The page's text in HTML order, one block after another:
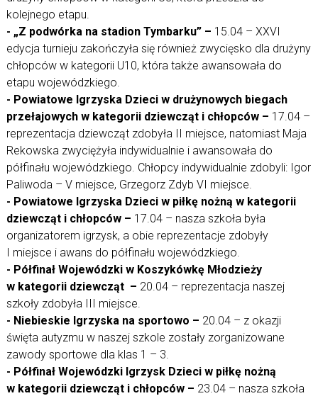
kolejnego etapu.
- „Z podwórka na stadion Tymbarku” – 15.04 – XXVI
edycja turnieju zakończyła się również zwycięsko dla drużyny
chłopców w kategorii U10, która także awansowała do
etapu wojewódzkiego.
- Powiatowe Igrzyska Dzieci w drużynowych biegach
przełajowych w kategorii dziewcząt i chłopców – 17.04 –
reprezentacja dziewcząt zdobyła II miejsce, natomiast Maja
Rekowska zwyciężyła indywidualnie i awansowała do
półfinału wojewódzkiego. Chłopcy indywidualnie zdobyli: Igor
Paliwoda – V miejsce, Grzegorz Zdyb VI miejsce.
- Powiatowe Igrzyska Dzieci w piłkę nożną w kategorii
dziewcząt i chłopców – 17.04 – nasza szkoła była
organizatorem igrzysk, a obie reprezentacje zdobyły
I miejsce i awans do półfinału wojewódzkiego.
- Półfinał Wojewódzki w Koszykówkę Młodzieży
w kategorii dziewcząt – 20.04 – reprezentacja naszej
szkoły zdobyła III miejsce.
- Niebieskie Igrzyska na sportowo – 20.04 – z okazji
święta autyzmu w naszej szkole zostały zorganizowane
zawody sportowe dla klas 1 – 3.
- Półfinał Wojewódzki Igrzysk Dzieci w piłkę nożną
w kategorii dziewcząt i chłopców – 23.04 – nasza szkoła